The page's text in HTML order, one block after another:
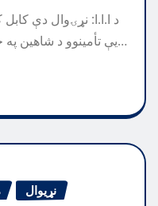
د ا.ا.ا: نړۍوال دې
يې تأمینوو د شاهین په خبره امنیتي ځواکونه د ديپلوماتیکو…
نړیوال